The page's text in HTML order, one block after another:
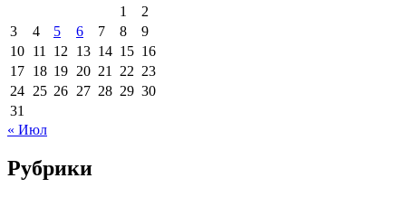
1
2
3
4 5 6 7 8
9
10 11 12 13 14 15 16
17 18 19 20 21 22 23
24 25 26 27 28 29 30
31
« Июл
Рубрики